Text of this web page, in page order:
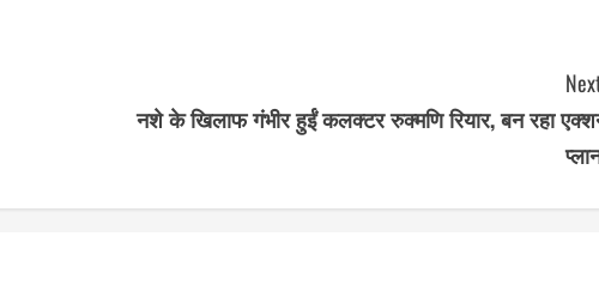
नशे के खिलाफ गंभीर हुईं कलक्टर रुक्मणि रियार, बन रहा